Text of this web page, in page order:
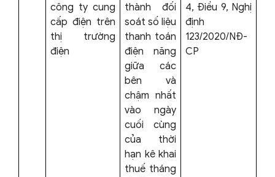
công ty cung
cấp điện trên
thị trường
điện
thành đối
soát số liệu
thanh toán
điện năng
giữa các
bên và
chậm nhất
vào ngày
cuối cùng
của thời
hạn kê khai
thuế tháng
4, Điều 9, Nghị
định
123/2020/NĐ-
CP